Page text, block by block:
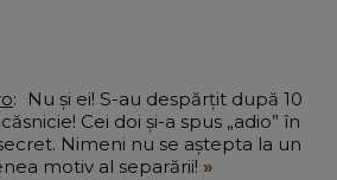
Cei doi și-a spus „adio” în
Nimeni nu se aștepta la un
motiv al separării!